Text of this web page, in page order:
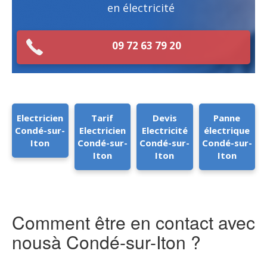
en électricité
09 72 63 79 20
Electricien
Condé-sur-
Iton
Tarif
Electricien
Condé-sur-
Iton
Devis
Electricité
Condé-sur-
Iton
Panne
électrique
Condé-sur-
Iton
Comment être en contact avec
nousà Condé-sur-Iton ?